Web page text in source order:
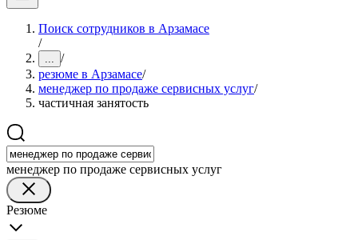
Поиск сотрудников в Арзамасе
/
... /
резюме в Арзамасе/
менеджер по продаже сервисных услуг/
частичная занятость
менеджер по продаже сервисных услуг
Резюме